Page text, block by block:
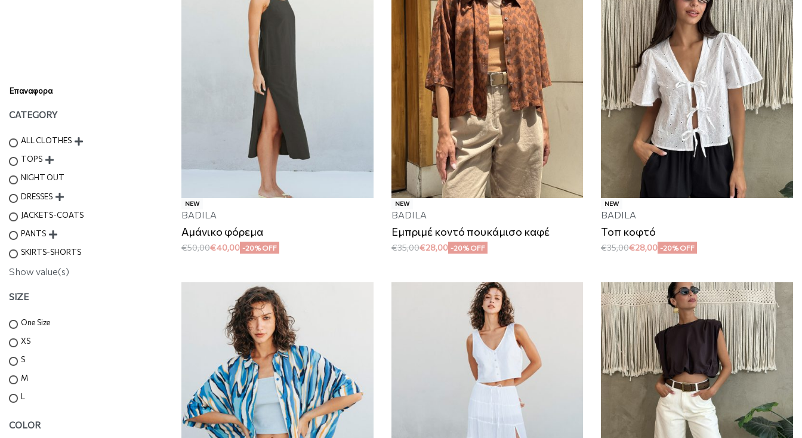
Επαναφορα
CATEGORY
ALL CLOTHES
TOPS
NIGHT OUT
DRESSES
JACKETS-COATS
PANTS
SKIRTS-SHORTS
Show value(s)
SIZE
One Size
XS
S
M
L
COLOR
NEW
BADILA
Αμάνικο φόρεμα
€50,00€40,00 -20% OFF
NEW
BADILA
Εμπριμέ κοντό πουκάμισο καφέ
€35,00€28,00 -20% OFF
NEW
BADILA
Τοπ κοφτό
€35,00€28,00 -20% OFF